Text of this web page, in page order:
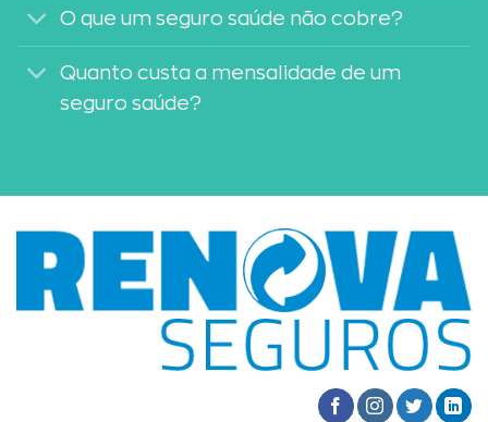
O que um seguro saúde não cobre?
Quanto custa a mensalidade de um
seguro saúde?